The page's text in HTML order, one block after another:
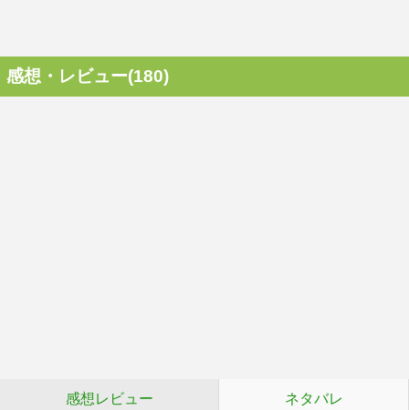
感想・レビュー(180)
感想レビュー ネタバレ